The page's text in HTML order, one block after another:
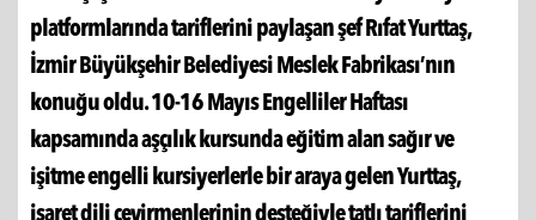
İzmir Çeşme’de restoranı bulunan ve sosyal medya
platformlarında tariflerini paylaşan şef Rıfat Yurttaş,
İzmir Büyükşehir Belediyesi Meslek Fabrikası’nın
konuğu oldu. 10-16 Mayıs Engelliler Haftası
kapsamında aşçılık kursunda eğitim alan sağır ve
işitme engelli kursiyerlerle bir araya gelen Yurttaş,